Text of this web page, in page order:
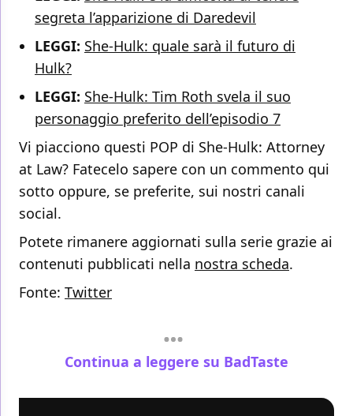
segreta l’apparizione di Daredevil
LEGGI: She-Hulk: quale sarà il futuro di
Hulk?
LEGGI: She-Hulk: Tim Roth svela il suo
personaggio preferito dell’episodio 7
Vi piacciono questi POP di She-Hulk: Attorney
at Law? Fatecelo sapere con un commento qui
sotto oppure, se preferite, sui nostri canali
social.
Potete rimanere aggiornati sulla serie grazie ai
contenuti pubblicati nella nostra scheda.
Fonte: Twitter
Continua a leggere su BadTaste